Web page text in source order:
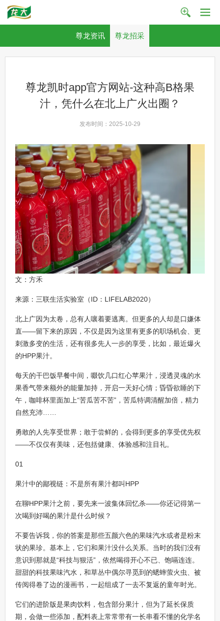
尊龙资讯 尊龙招采
尊龙凯时app官方网站-这种高B格果
汁，凭什么在北上广火出圈？
发布时间：2025-10-29
文：方禾
来源：三联生活实验室（ID：LIFELAB2020）
北上广因为太卷，总有人嚷着要逃离。但更多的人却是口嫌体
直——留下来的原因，不仅是因为这里有更多的职场机会、更
刺激多变的生活，还有很多先人一步的享受，比如，最近爆火
的HPP果汁。
每天的干巴饭早餐中间，啜饮几口红心苹果汁，浸透灵魂的水
果香气带来额外的能量加持，开启一天好心情；昏昏欲睡的下
午，咖啡杯里面加上“苦瓜苦不苦”，苦瓜特调清醒加倍，精力
自然充沛……
勇敢的人先享受世界；敢于尝鲜的，会得到更多的享受优先权
——不仅仅有美味，还包括健康、体验感和注目礼。
01
果汁中的鄙视链：不是所有果汁都叫HPP
在聊HPP果汁之前，要先来一波集体回忆杀——你还记得第一
次喝到好喝的果汁是什么时候？
不要告诉我，你的答案是那些五颜六色的果味汽水或者是粉末
状的果珍。基本上，它们和果汁没什么关系。当时的我们没有
意识到那就是“科技与狠活”，依然喝得开心不已、饱嗝连连。
甜甜的科技果味汽水，和草丛中偶尔寻觅到的蟋蟀萤火虫、被
传阅得卷了边的漫画书，一起组成了一去不复返的童年时光。
它们的进阶版是果肉饮料，包含部分果汁，但为了延长保质
期，会做一些添加，配料表上常常带有一长串看不懂的化学名